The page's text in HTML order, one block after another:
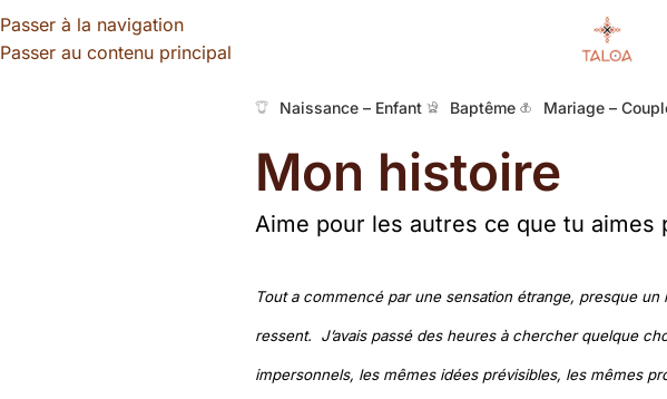
Passer à la navigation
Passer au contenu principal
Naissance – Enfant Baptême Mariage –
Mon histoire
Aime pour les autres ce que tu aimes
Tout a commencé par une sensation étrange, presque
ressent. J’avais passé des heures à chercher quelque
impersonnels, les mêmes idées prévisibles, les mêmes